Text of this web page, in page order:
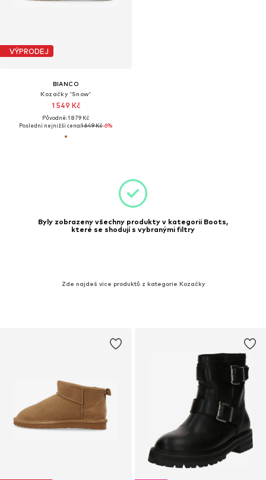
VÝPRODEJ
BIANCO
Kozačky 'Snow'
1 549 Kč
Původně: 1 879 Kč
Poslední nejnižší cena:1 649 Kč-6%
Byly zobrazeny všechny produkty v kategorii Boots,
které se shodují s vybranými filtry
Zde najdeš více produktů z kategorie Kozačky